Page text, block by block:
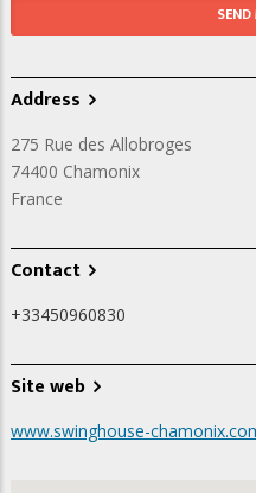
Address
275 Rue des Allobroges
74400 Chamonix
France
Contact
+33450960830
Site web
www.swinghouse-